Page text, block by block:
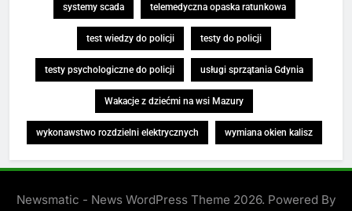
systemy scada telemedyczna opaska ratunkowa
test wiedzy do policji testy do policji
testy psychologiczne do policji usługi sprzątania Gdynia
Wakacje z dziećmi na wsi Mazury
wykonawstwo rozdzielni elektrycznych wymiana okien kalisz
Newsmatic - News WordPress Theme 2026. Powered By